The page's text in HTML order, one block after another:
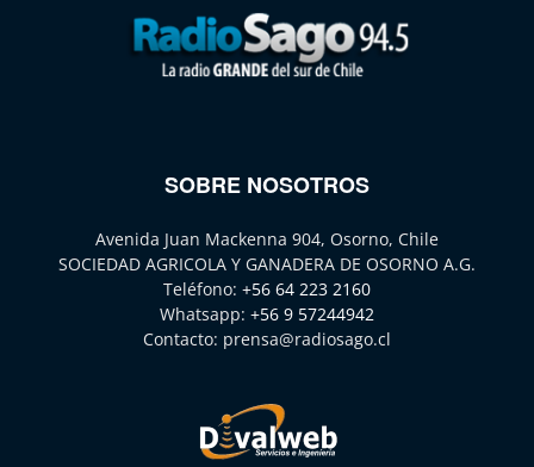
SOBRE NOSOTROS
Avenida Juan Mackenna 904, Osorno, Chile
SOCIEDAD AGRICOLA Y GANADERA DE OSORNO A.G.
Teléfono: +56 64 223 2160
Whatsapp: +56 9 57244942
Contacto: prensa@radiosago.cl